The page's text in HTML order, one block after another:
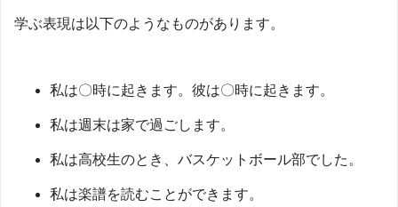
学ぶ表現は以下のようなものがあります。
私は〇時に起きます。彼は〇時に起きます。
私は週末は家で過ごします。
私は高校生のとき、バスケットボール部でした。
私は楽譜を読むことができます。